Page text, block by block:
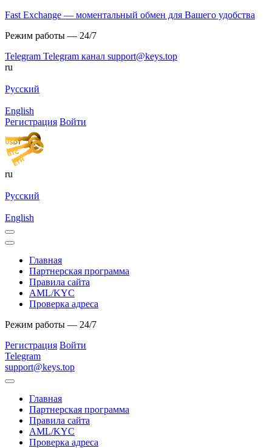
Fast Exchange — моментальный обмен для Вашего удобства
Режим работы — 24/7
Telegram Telegram канал support@keys.top
ru
Русский
English
Регистрация Войти
ru
Русский
English
Главная
Партнерская программа
Правила сайта
AML/KYC
Проверка адреса
Режим работы — 24/7
Регистрация Войти
Telegram
support@keys.top
Главная
Партнерская программа
Правила сайта
AML/KYC
Проверка адреса